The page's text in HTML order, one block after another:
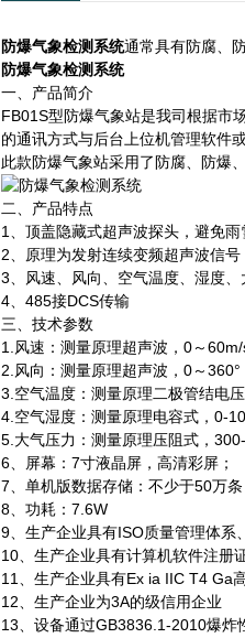
防爆气象检测系统通常具有防腐、
防爆气象检测系统
一、产品简介
FB01S型防爆气象站是我司根据市
的通讯方式与后台上位机管理软件
此款防爆气象站采用了防腐、防爆
二、产品特点
1、顶盖隐藏式超声波探头，避免
2、原理为发射连续变频超声波信
3、风速、风向、空气温度、湿度
4、485接DCS传输
三、技术参数
1.风速：测量原理超声波，0～
2.风向：测量原理超声波，0～360°
3.空气温度：测量原理二极管结
4.空气湿度：测量原理电容式，0-
5.大气压力：测量原理压阻式，
6、屏幕：7寸液晶屏，高清彩屏；
7、单机版数据存储：不少于50万条
8、功耗：7.6W
9、生产企业具有ISO质量管理体系
10、生产企业具有计算机软件注册
11、生产企业具有Ex ia IIC T4 Ga
12、生产企业为3A的级信用企业
13、设备通过GB3836.1-2010爆炸